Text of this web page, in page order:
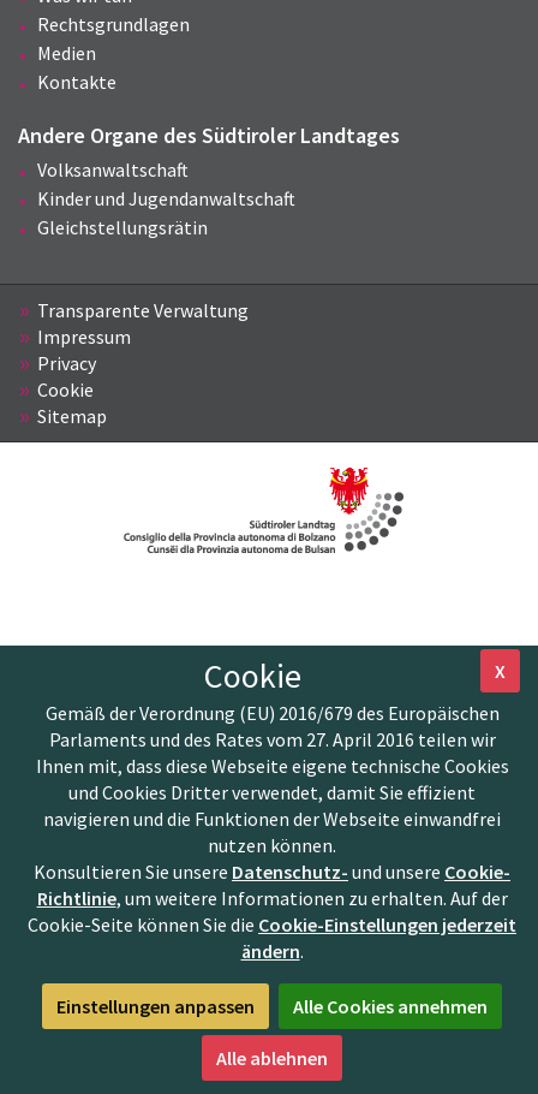
Rechtsgrundlagen
Medien
Kontakte
Andere Organe des Südtiroler Landtages
Volksanwaltschaft
Kinder und Jugendanwaltschaft
Gleichstellungsrätin
Transparente Verwaltung
Impressum
Privacy
Cookie
Sitemap
X
Cookie
Gemäß der Verordnung (EU) 2016/679 des Europäischen
Parlaments und des Rates vom 27. April 2016 teilen wir
Ihnen mit, dass diese Webseite eigene technische Cookies
und Cookies Dritter verwendet, damit Sie effizient
navigieren und die Funktionen der Webseite einwandfrei
nutzen können.
Konsultieren Sie unsere Datenschutz- und unsere Cookie-
Richtlinie, um weitere Informationen zu erhalten. Auf der
Cookie-Seite können Sie die Cookie-Einstellungen jederzeit
ändern.
Einstellungen anpassen Alle Cookies annehmen
Alle ablehnen